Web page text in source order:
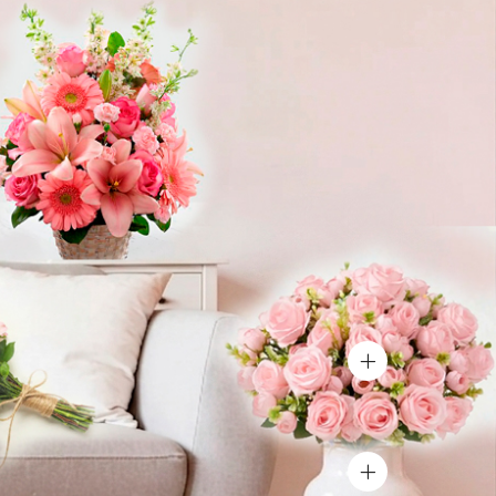
Ver producto
Ver producto